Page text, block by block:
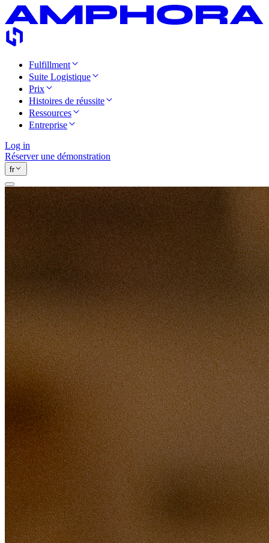
Fulfillment
Suite Logistique
Prix
Histoires de réussite
Ressources
Entreprise
Log in
Réserver une démonstration
fr